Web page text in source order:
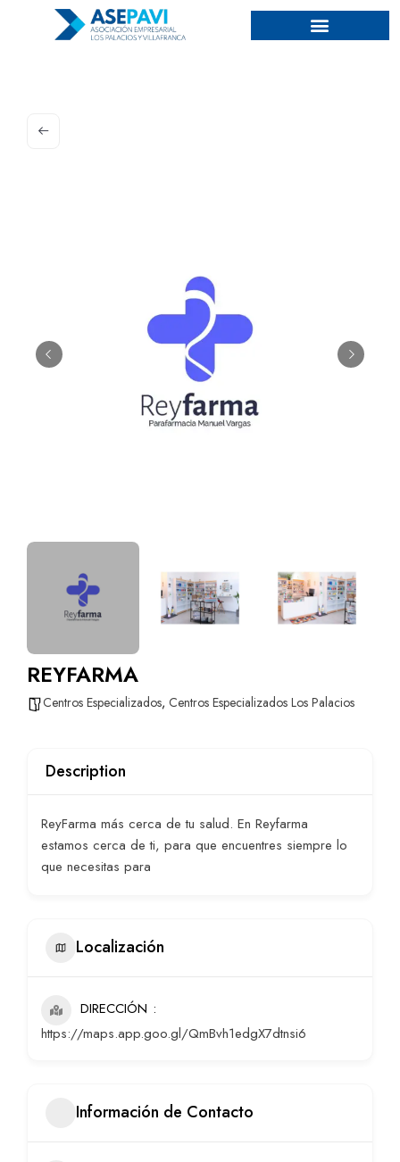
REYFARMA
Centros Especializados, Centros Especializados Los Palacios
Description
ReyFarma más cerca de tu salud. En Reyfarma
estamos cerca de ti, para que encuentres siempre lo
que necesitas para
Localización
DIRECCIÓN
https://maps.app.goo.gl/QmBvh1edgX7dtnsi6
Información de Contacto